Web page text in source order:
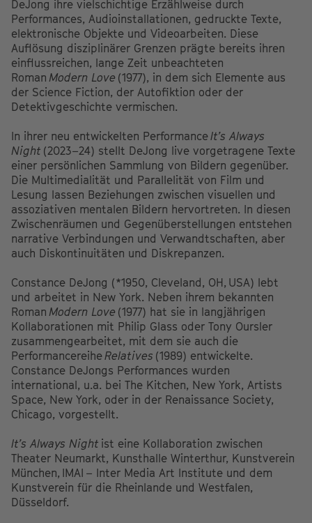
DeJong ihre vielschichtige Erzählweise durch
Performances, Audioinstallationen, gedruckte Texte,
elektronische Objekte und Videoarbeiten. Diese
Auflösung disziplinärer Grenzen prägte bereits ihren
einflussreichen, lange Zeit unbeachteten
Roman Modern Love (1977), in dem sich Elemente aus
der Science Fiction, der Autofiktion oder der
Detektivgeschichte vermischen.
In ihrer neu entwickelten PerformanceIt’s Always
Night (2023–24) stellt DeJong live vorgetragene Texte
einer persönlichen Sammlung von Bildern gegenüber.
Die Multimedialität und Parallelität von Film und
Lesung lassen Beziehungen zwischen visuellen und
assoziativen mentalen Bildern hervortreten. In diesen
Zwischenräumen und Gegenüberstellungen entstehen
narrative Verbindungen und Verwandtschaften, aber
auch Diskontinuitäten und Diskrepanzen.
Constance DeJong (*1950, Cleveland, OH, USA) lebt
und arbeitet in New York. Neben ihrem bekannten
Roman Modern Love (1977) hat sie in langjährigen
Kollaborationen mit Philip Glass oder Tony Oursler
zusammengearbeitet, mit dem sie auch die
PerformancereiheRelatives (1989) entwickelte.
Constance DeJongs Performances wurden
international, u.a. bei The Kitchen, New York, Artists
Space, New York, oder in der Renaissance Society,
Chicago, vorgestellt.
It’s Always Night ist eine Kollaboration zwischen
Theater Neumarkt, Kunsthalle Winterthur, Kunstverein
München, IMAI – Inter Media Art Institute und dem
Kunstverein für die Rheinlande und Westfalen,
Düsseldorf.